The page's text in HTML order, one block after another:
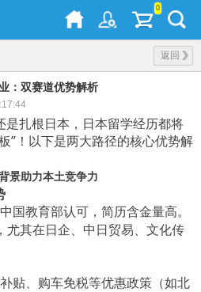
0
返回
：双赛道优势解析
是扎根日本，日本留学经历都将
”！以下是两大路径的核心优势解
助力本土竞争力
国教育部认可，简历含金量高。
尤其在日企、中日贸易、文化传
贴、购车免税等优惠政策（如北